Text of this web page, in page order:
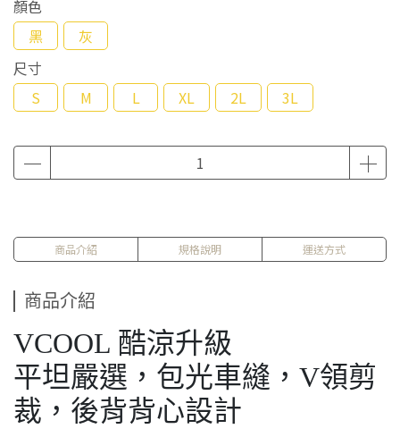
顏色
黑
灰
尺寸
S
M L XL 2L 3L
商品介紹 規格說明 運送方式
商品介紹
VCOOL 酷涼升級
平坦嚴選，包光車縫，V領剪
裁，後背背心設計